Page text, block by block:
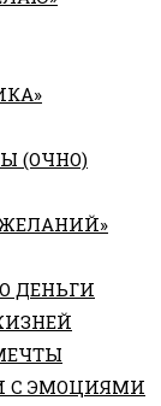
(ОЧНО)
ЖЕЛАНИЙ»
ДЕНЬГИ
С ЭМОЦИЯМИ